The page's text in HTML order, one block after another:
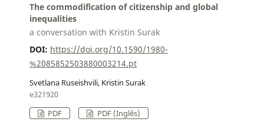
The commodification of citizenship and global
inequalities
a conversation with Kristin Surak
DOI: https://doi.org/10.1590/1980-
%2085852503880003214.pt
Svetlana Ruseishvili, Kristin Surak
e321920
PDF
PDF (Inglês)